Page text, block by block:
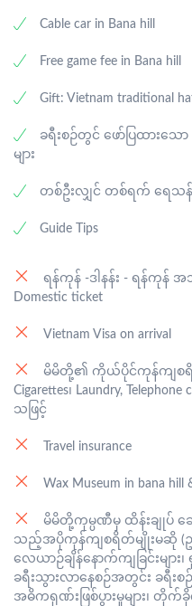
ဟိုတယ်သို့ Check-in ဝင်က
Cable car in Bana hill
Free game fee in Bana hill
Gift: Vietnam traditional
ခရီးစဉ်တွင် ဖော်ပြထားသေ
များ
တစ်ဦးလျှင် တစ်ရက် ရေသန့်
Guide Tips
ရန်ကုန် -ဒါနန်း - ရန်ကုန်
Domestic ticket
Vietnam Visa on arrival
မိမိတို့၏ ကိုယ်ပိုင်ကုန်ကျစရိ
Cigarettes၊ Laundry,
သဖြင့်
Travel insurance
Wax Museum in bana hill
မိမိတို့ကုမ္ပဏီမှ ထိန်းချုပ် ဆ
သည့်အပိုကုန်ကျစရိတ်မျိုးမဆို (ဥပ
လေယာဉ်ချိန်နောက်ကျခြင်းမျာ
ခရီးသွားလာနေစဉ်အတွင်း ခရီးစဉ်ပ
အဓိကရုဏ်းဖြစ်ပွားမှုများ၊ တိုက်ခို